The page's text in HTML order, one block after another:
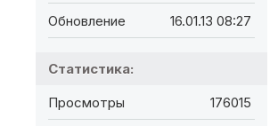
Обновление 16.01.13 08:27
Статистика:
Просмотры 176015